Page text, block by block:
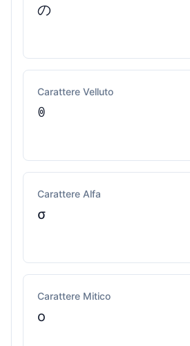
の
Carattere Velluto
ꉻ
Carattere Alfa
σ
Carattere Mitico
ο